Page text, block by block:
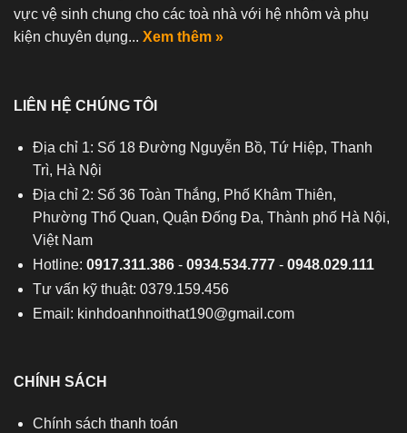
vực vệ sinh chung cho các toà nhà với hệ nhôm và phụ
kiện chuyên dụng... Xem thêm »
LIÊN HỆ CHÚNG TÔI
Địa chỉ 1: Số 18 Đường Nguyễn Bồ, Tứ Hiệp, Thanh
Trì, Hà Nội
Địa chỉ 2: Số 36 Toàn Thắng, Phố Khâm Thiên,
Phường Thổ Quan, Quận Đống Đa, Thành phố Hà Nội,
Việt Nam
Hotline: 0917.311.386- 0934.534.777- 0948.029.111
Tư vấn kỹ thuật: 0379.159.456
Email: kinhdoanhnoithat190@gmail.com
CHÍNH SÁCH
Chính sách thanh toán